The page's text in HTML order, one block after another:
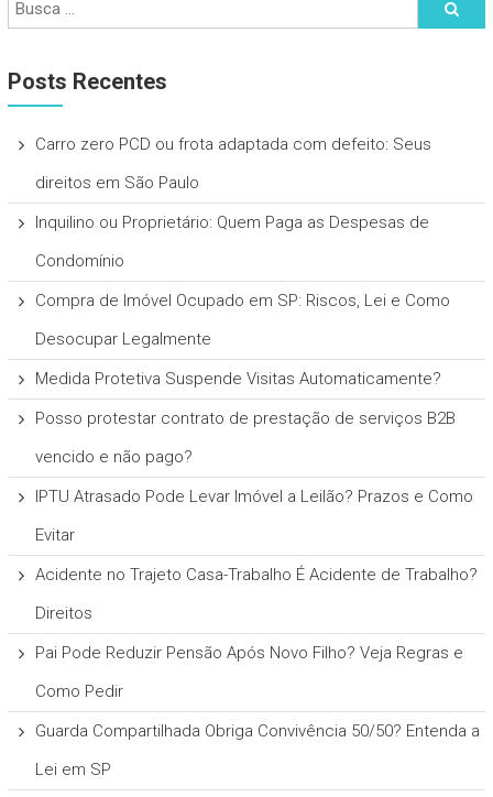
Posts Recentes
Carro zero PCD ou frota adaptada com defeito: Seus
direitos em São Paulo
Inquilino ou Proprietário: Quem Paga as Despesas de
Condomínio
Compra de Imóvel Ocupado em SP: Riscos, Lei e Como
Desocupar Legalmente
Medida Protetiva Suspende Visitas Automaticamente?
Posso protestar contrato de prestação de serviços B2B
vencido e não pago?
IPTU Atrasado Pode Levar Imóvel a Leilão? Prazos e Como
Evitar
Acidente no Trajeto Casa-Trabalho É Acidente de Trabalho?
Direitos
Pai Pode Reduzir Pensão Após Novo Filho? Veja Regras e
Como Pedir
Guarda Compartilhada Obriga Convivência 50/50? Entenda a
Lei em SP